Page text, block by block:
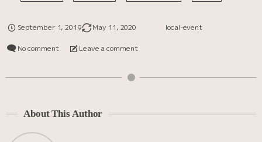
September 1,2019 May 11, 2020 local-event
No comment Leave a comment
About This Author